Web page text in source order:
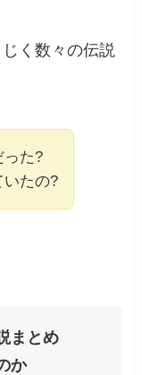
く数々の伝説
った?
いたの?
まとめ
か